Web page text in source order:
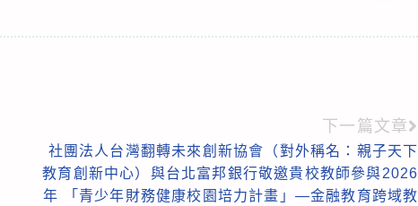
下一篇文章
社團法人台灣翻轉未來創新協會（對外稱名：親子天下
教育創新中心）與台北富邦銀行敬邀貴校教師參與2026
年 「青少年財務健康校園培力計畫」—金融教育跨域教